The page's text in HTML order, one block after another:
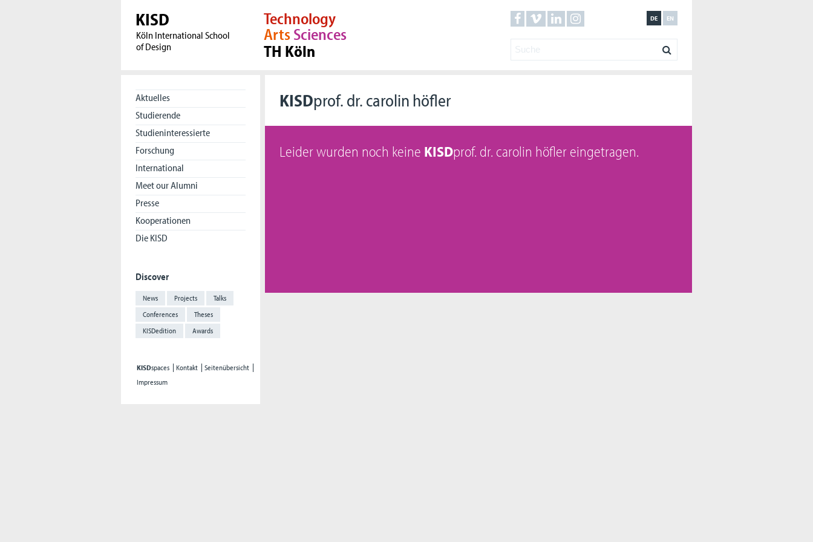
KISD
Köln International School
of Design
EN
DE
Technology
ArtsSciences
TH Köln
Aktuelles
Studierende
Studieninteressierte
Forschung
International
Meet our Alumni
Presse
Kooperationen
Die KISD
Discover
News Projects
Talks
Conferences
Theses
KISDedition
Awards
KISDspaces Kontakt
Seitenübersicht
Impressum
KISDprof. dr. carolin höfler
Leider wurden noch keine KISDprof. dr. carolin höfler eingetragen.